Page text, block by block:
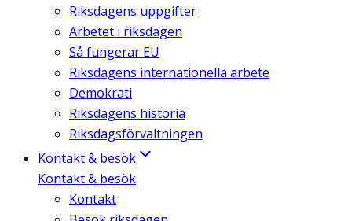
Riksdagens uppgifter
Arbetet i riksdagen
Så fungerar EU
Riksdagens internationella arbete
Demokrati
Riksdagens historia
Riksdagsförvaltningen
Kontakt & besök
Kontakt & besök
Kontakt